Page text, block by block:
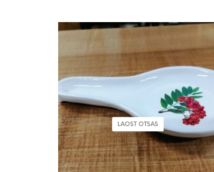
LAOST OTSAS